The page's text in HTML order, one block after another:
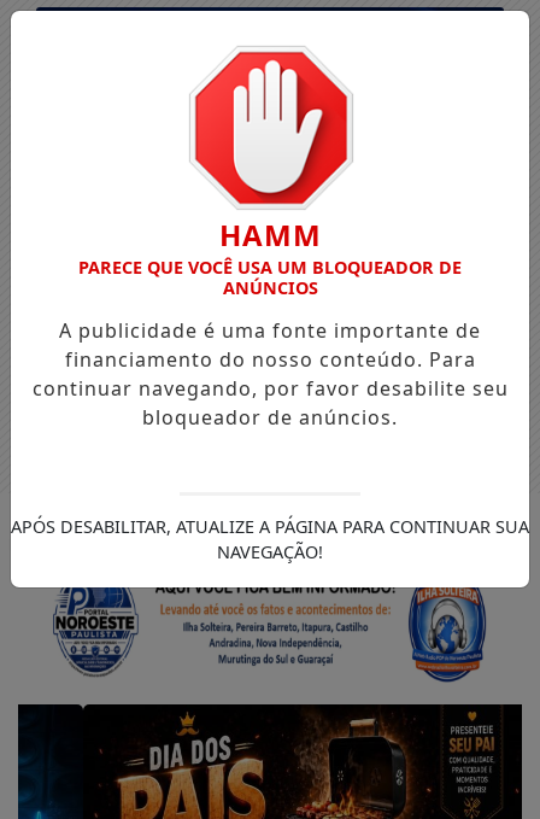
Entrar
HAMM
PARECE QUE VOCÊ USA UM BLOQUEADOR DE
ANÚNCIOS
A publicidade é uma fonte importante de
financiamento do nosso conteúdo. Para
continuar navegando, por favor desabilite seu
bloqueador de anúncios.
APÓS DESABILITAR, ATUALIZE A PÁGINA PARA CONTINUAR SUA
NAVEGAÇÃO!